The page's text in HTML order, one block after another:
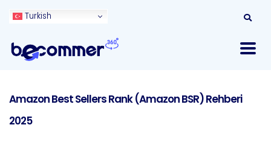
Turkish
Amazon Best Sellers Rank (Amazon BSR) Rehberi
2025